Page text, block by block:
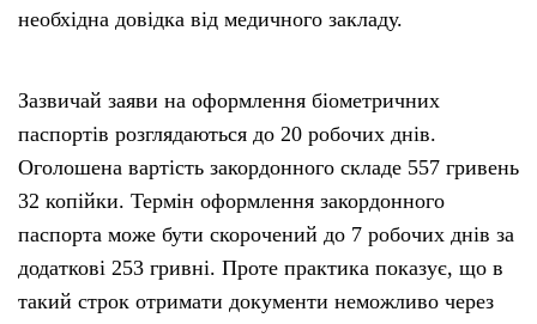
необхідна довідка від медичного закладу.
Зазвичай заяви на оформлення біометричних
паспортів розглядаються до 20 робочих днів.
Оголошена вартість закордонного складе 557 гривень
32 копійки. Термін оформлення закордонного
паспорта може бути скорочений до 7 робочих днів за
додаткові 253 гривні. Проте практика показує, що в
такий строк отримати документи неможливо через